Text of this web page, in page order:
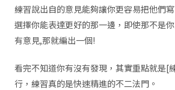
練習說出自的意見能夠讓你更容易把他們
選擇你能表達更好的那一邊，即使那不是
有意見,那就編出一個!
看完不知道你有沒有發現，其實重點就是[
行，練習真的是快速精進的不二法門。